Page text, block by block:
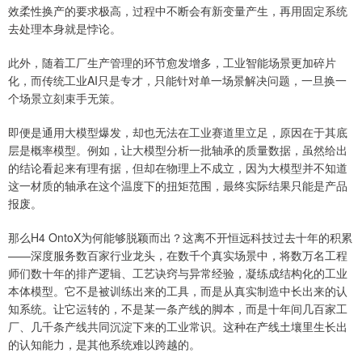
效柔性换产的要求极高，过程中不断会有新变量产生，再用固定系统
去处理本身就是悖论。
此外，随着工厂生产管理的环节愈发增多，工业智能场景更加碎片
化，而传统工业AI只是专才，只能针对单一场景解决问题，一旦换一
个场景立刻束手无策。
即便是通用大模型爆发，却也无法在工业赛道里立足，原因在于其底
层是概率模型。例如，让大模型分析一批轴承的质量数据，虽然给出
的结论看起来有理有据，但却在物理上不成立，因为大模型并不知道
这一材质的轴承在这个温度下的扭矩范围，最终实际结果只能是产品
报废。
那么H4 OntoX为何能够脱颖而出？这离不开恒远科技过去十年的积累
——深度服务数百家行业龙头，在数千个真实场景中，将数万名工程
师们数十年的排产逻辑、工艺诀窍与异常经验，凝练成结构化的工业
本体模型。它不是被训练出来的工具，而是从真实制造中长出来的认
知系统。让它运转的，不是某一条产线的脚本，而是十年间几百家工
厂、几千条产线共同沉淀下来的工业常识。这种在产线土壤里生长出
的认知能力，是其他系统难以跨越的。